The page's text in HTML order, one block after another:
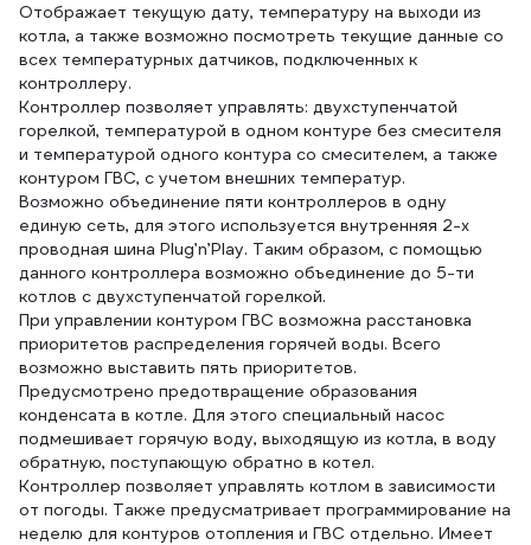
Отображает текущую дату, температуру на выходи из
котла, а также возможно посмотреть текущие данные со
всех температурных датчиков, подключенных к
контроллеру.
Контроллер позволяет управлять: двухступенчатой
горелкой, температурой в одном контуре без смесителя
и температурой одного контура со смесителем, а также
контуром ГВС, с учетом внешних температур.
Возможно объединение пяти контроллеров в одну
единую сеть, для этого используется внутренняя 2-х
проводная шина Plug’n’Play. Таким образом, с помощью
данного контроллера возможно объединение до 5-ти
котлов с двухступенчатой горелкой.
При управлении контуром ГВС возможна расстановка
приоритетов распределения горячей воды. Всего
возможно выставить пять приоритетов.
Предусмотрено предотвращение образования
конденсата в котле. Для этого специальный насос
подмешивает горячую воду, выходящую из котла, в воду
обратную, поступающую обратно в котел.
Контроллер позволяет управлять котлом в зависимости
от погоды. Также предусматривает программирование на
неделю для контуров отопления и ГВС отдельно. Имеет